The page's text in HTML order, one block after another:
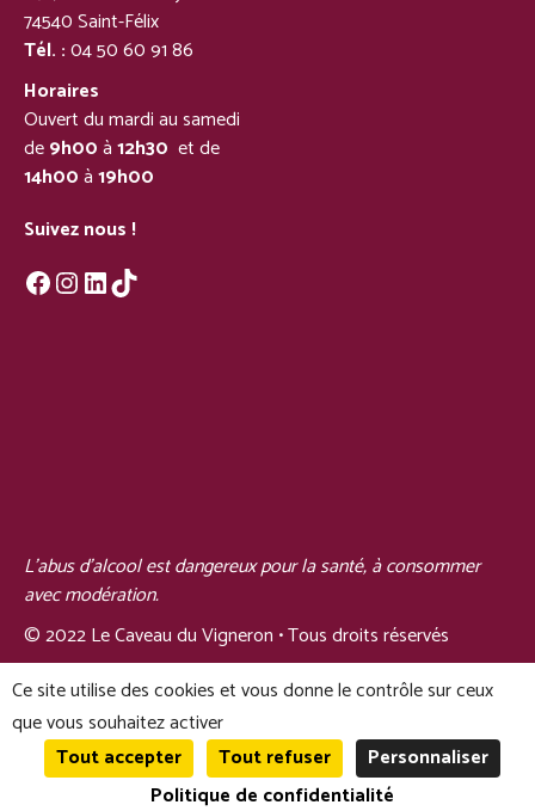
74540 Saint-Félix
Tél. :04 50 60 91 86
Horaires
Ouvert du mardi au samedi
de9h00à12h30 et de
14h00à19h00
Suivez nous !
Facebook
Instagram
LinkedIn
TikTok
L'abus d'alcool est dangereux pour la santé, à consommer
avec modération.
© 2022 Le Caveau du Vigneron • Tous droits réservés
© Le Caveau du Vigneron 2026 0
Ce site utilise des cookies et vous donne le contrôle sur ceux
que vous souhaitez activer
Tout accepter
Tout refuser
Personnaliser
Politique de confidentialité